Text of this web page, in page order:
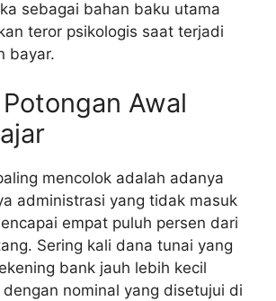
sebagai bahan baku utama
teror psikologis saat terjadi
bayar.
Awal
mencolok adalah adanya
administrasi yang tidak masuk
empat puluh persen dari
Sering kali dana tunai yang
bank jauh lebih kecil
nominal yang disetujui di